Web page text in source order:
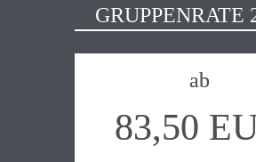
GRUPPENRATE
ab
83,50